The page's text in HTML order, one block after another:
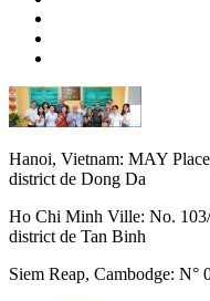
Hanoi, Vietnam: MAY
district de Dong Da
Ho Chi Minh Ville: No.
district de Tan Binh
Siem Reap, Cambodge: N°